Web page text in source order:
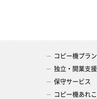
コピー機プラ
独立・開業支
保守サービス
コピー機あれ